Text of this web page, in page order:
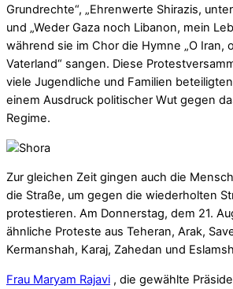
Grundrechte“, „Ehrenwerte Shirazis,
und „Weder Gaza noch Libanon, mein
während sie im Chor die Hymne „O Iran,
Vaterland“ sangen. Diese
viele Jugendliche und Familien
einem Ausdruck politischer Wut gegen
Regime.
Zur gleichen Zeit gingen auch die
die Straße, um gegen die wiederholten
protestieren. Am Donnerstag, dem 21.
ähnliche Proteste aus Teheran, Arak,
Kermanshah, Karaj, Zahedan und
Frau Maryam Rajavi , die gewählte